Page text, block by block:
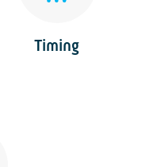
Timing